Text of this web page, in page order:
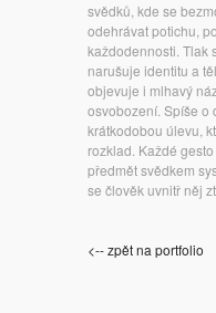
svědků, kde se
odehrávat potichu,
každodennosti. Tlak
narušuje identitu a
objevuje i mlhavý
osvobození. Spíše o
krátkodobou úlevu,
rozklad. Každé
předmět svědkem
se člověk uvnitř něj
<-- zpět na portfolio